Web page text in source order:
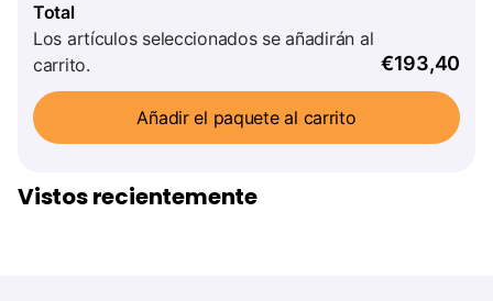
Total
Los artículos seleccionados se añadirán al
carrito.
€193,40
Añadir el paquete al carrito
Vistos recientemente